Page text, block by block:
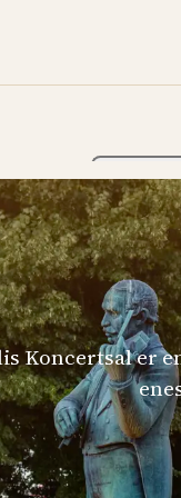
Haven
Koncertsal er